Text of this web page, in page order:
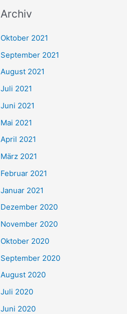
h
e
n
h
:
Archiv
Oktober 2021
September 2021
August 2021
Juli 2021
Juni 2021
Mai 2021
April 2021
März 2021
Februar 2021
Januar 2021
Dezember 2020
November 2020
Oktober 2020
September 2020
August 2020
Juli 2020
Juni 2020